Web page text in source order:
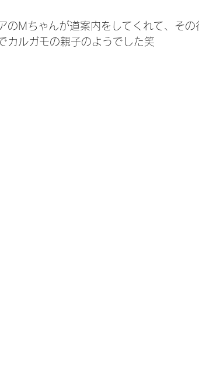
のMちゃんが道案内をしてくれて、その
カルガモの親子のようでした笑